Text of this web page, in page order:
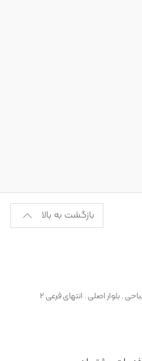
بازگشت به بالا
کاشان - آران و بیدگل . شهرک صنعتی سلیمان صباحی . بلوار اصلی . انتهای فرعی ۲